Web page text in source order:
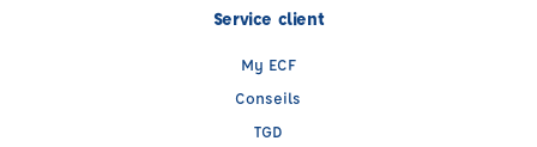
Service client
My ECF
Conseils
TGD